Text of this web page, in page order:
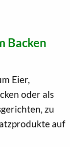
Backen
Eier,
oder als
zu
auf